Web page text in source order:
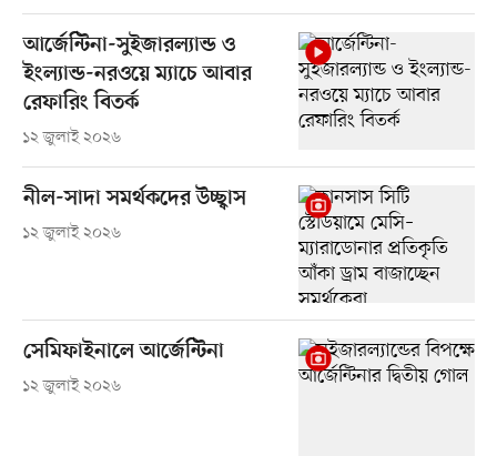
আর্জেন্টিনা-সুইজারল্যান্ড ও
ইংল্যান্ড-নরওয়ে ম্যাচে আবার
রেফারিং বিতর্ক
১২ জুলাই ২০২৬
নীল-সাদা সমর্থকদের উচ্ছ্বাস
১২ জুলাই ২০২৬
সেমিফাইনালে আর্জেন্টিনা
১২ জুলাই ২০২৬